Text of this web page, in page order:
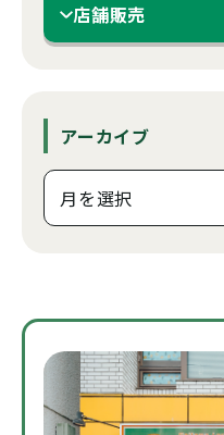
店舗販売
アーカイブ